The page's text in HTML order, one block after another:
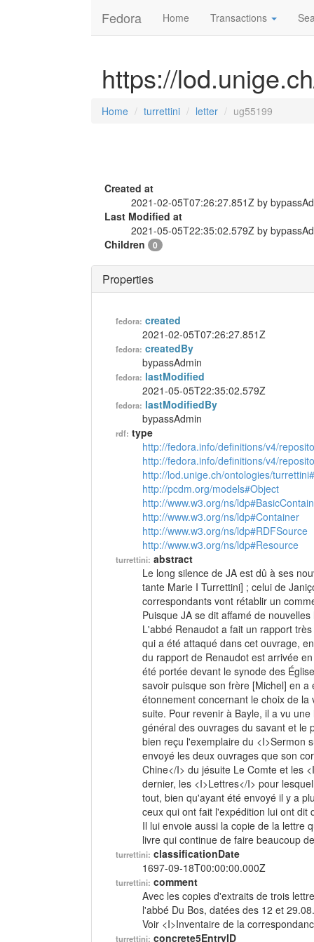
Fedora Home Transactions
https://
Home turrettini letter ug55199
Created at
2021-02-05T07:26:27.851Z by
Last Modified at
2021-05-05T22:35:02.579Z by
Children
0
Properties
fedora: created
2021-02-05T07:26:27.851Z
fedora: createdBy
bypassAdmin
fedora: lastModified
2021-05-05T22:35:02.579Z
fedora: lastModifiedBy
bypassAdmin
rdf: type
http://fedora.info/definitions/v4/
http://fedora.info/definitions/v4/
http://lod.unige.ch/ontologies/
http://pcdm.org/models#Object
http://www.w3.org/ns/
http://www.w3.org/ns/ldp#Container
http://www.w3.org/ns/ldp#RDFSource
http://www.w3.org/ns/ldp#Resource
turrettini: abstract
Le long silence de JA est dû à ses
tante Marie I Turrettini] ; celui de
correspondants vont rétablir un
Puisque JA se dit affamé de
L'abbé Renaudot a fait un rapport
qui a été attaqué dans cet ouvrage,
du rapport de Renaudot est arrivée
été portée devant le synode des
savoir puisque son frère [Michel] en
étonnement concernant le choix de
suite. Pour revenir à Bayle, il a vu
général des ouvrages du savant et le
bien reçu l'exemplaire du <I>Sermon
envoyé les deux ouvrages que son
Chine</I> du jésuite Le Comte et les
dernier, les <I>Lettres</I> pour
tout, bien qu'ayant été envoyé il y a
ceux qui ont fait l'expédition lui ont
Il lui envoie aussi la copie de la lettre
livre qui continue de faire beaucoup
turrettini: classificationDate
1697-09-18T00:00:00.000Z
turrettini: comment
Avec les copies d'extraits de trois
l'abbé Du Bos, datées des 12 et
Voir <I>Inventaire de la
turrettini: concrete5EntryID